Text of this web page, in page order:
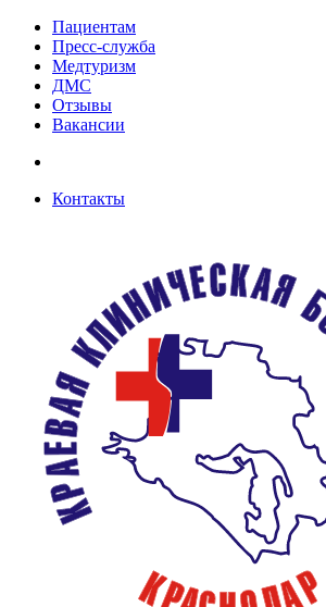
Пациентам
Пресс-служба
Медтуризм
ДМС
Отзывы
Вакансии
Контакты